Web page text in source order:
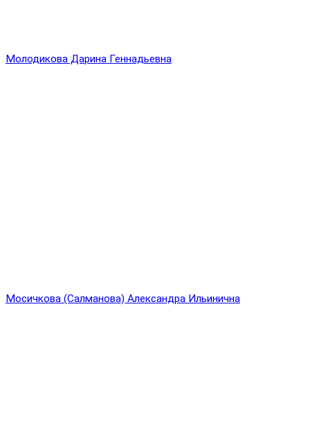
Молодикова Дарина Геннадьевна
Мосичкова (Салманова) Александра Ильинична